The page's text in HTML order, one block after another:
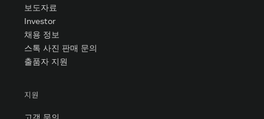
보도자료
Investor
채용 정보
스톡 사진 판매 문의
출품자 지원
지원